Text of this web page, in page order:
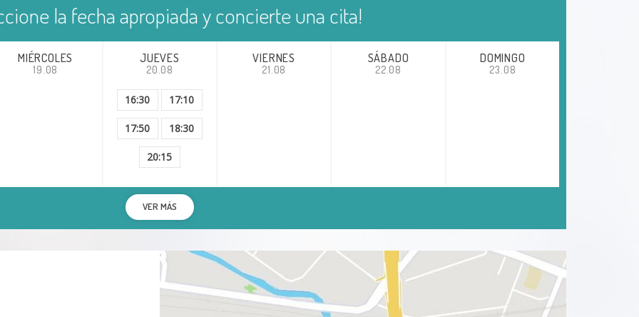
la fecha apropiada y concierte una cita!
MIÉRCOLES
19.08
JUEVES
20.08
16:30 17:10
17:50 18:30
20:15
VIERNES
21.08
SÁBADO
22.08
DOMINGO
23.08
VER MÁS